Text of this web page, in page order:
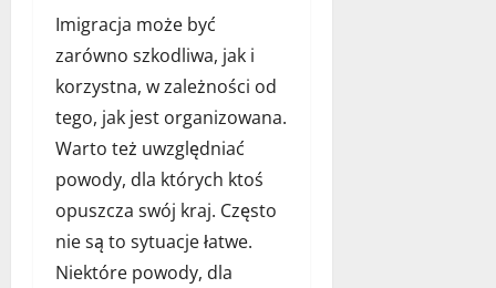
Imigracja może być
zarówno szkodliwa, jak i
korzystna, w zależności od
tego, jak jest organizowana.
Warto też uwzględniać
powody, dla których ktoś
opuszcza swój kraj. Często
nie są to sytuacje łatwe.
Niektóre powody, dla